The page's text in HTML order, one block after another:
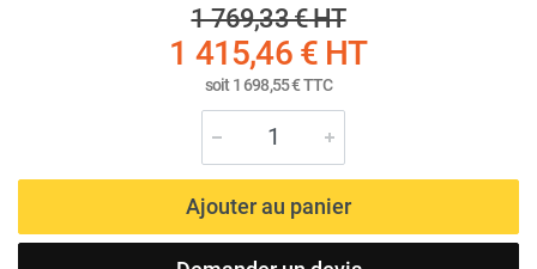
1 769,33 €HT
1 415,46 € HT
soit1 698,55 €TTC
Ajouter au panier